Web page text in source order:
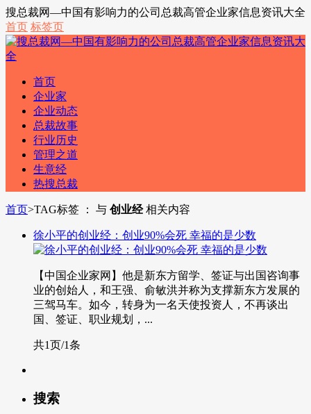
搜总裁网—中国有影响力的公司总裁高管企业家信息资讯大全
首页 标签页
首页
企业家
企业动态
总裁故事
行业历史
管理之道
生意经
热搜总裁
首页>TAG标签 ： 与 创业经相关内容
徐小平的创业经：创业90%会死 幸福的是少数
【中国企业家网】他是新东方留学、签证与出国咨询事
业的创始人，和王强、俞敏洪并称为支撑新东方发展的
三驾马车。如今，转身为一名天使投资人，不再谈出
国、签证、职业规划，...
共1页/1条
搜索